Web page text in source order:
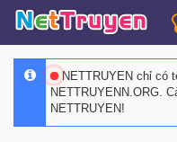
NETTRUYEN chỉ có
NETTRUYENN.ORG.
NETTRUYEN!